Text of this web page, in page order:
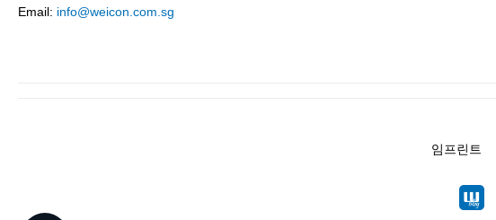
Email: info@weicon.com.sg
임프린트